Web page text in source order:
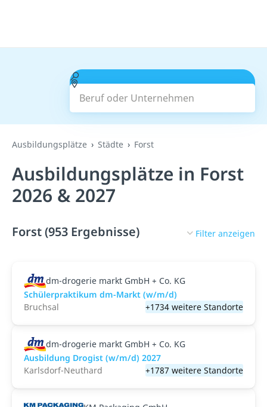
Beruf oder Unternehmen
Suchen
Ausbildungsplätze Städte Forst
Ausbildungsplätze in Forst
2026 & 2027
Forst (953 Ergebnisse) Filter anzeigen
dm-drogerie markt GmbH + Co. KG
Schülerpraktikum dm-Markt (w/m/d)
Bruchsal
+1734 weitere Standorte
dm-drogerie markt GmbH + Co. KG
Ausbildung Drogist (w/m/d) 2027
Karlsdorf-Neuthard
+1787 weitere Standorte